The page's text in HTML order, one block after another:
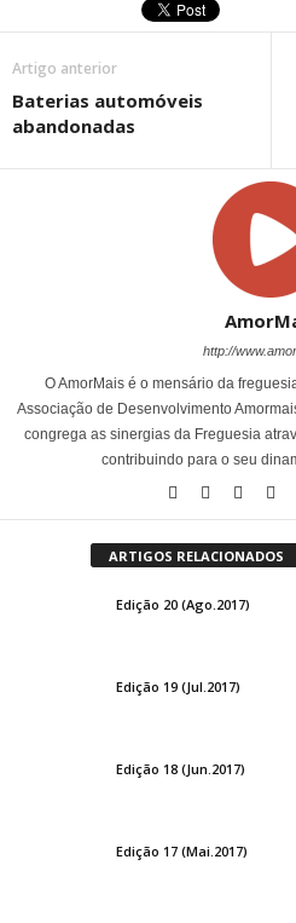
Artigo anterior
Baterias automóveis
abandonadas
http://
O AmorMais é o mensário da
Associação de Desenvolvimento
congrega as sinergias da Freguesia
contribuindo para o seu
ARTIGOS RELACIONADOS
Edição 20 (Ago.2017)
Edição 19 (Jul.2017)
Edição 18 (Jun.2017)
Edição 17 (Mai.2017)